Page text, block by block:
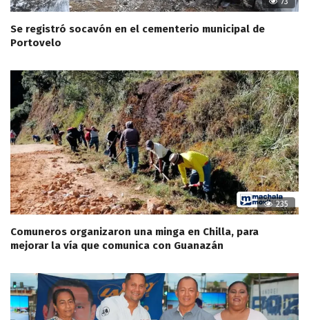
Se registró socavón en el cementerio municipal de
Portovelo
235
Comuneros organizaron una minga en Chilla, para
mejorar la vía que comunica con Guanazán